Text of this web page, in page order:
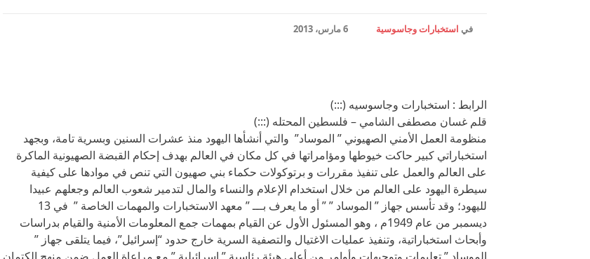
في استخبارات وجاسوسية 6 مارس، 2013
الرابط : استخبارات وجاسوسيه (:::)
قلم غسان مصطفى الشامي – فلسطين المحتله (:::)
منظومة العمل الأمني الصهيوني ” الموساد” والتي أنشأها اليهود منذ عشرات السنين وبسرية تامة، وبجهد
استخباراتي كبير حاكت خيوطها ومؤامراتها في كل مكان في العالم بهدف إحكام القبضة الصهيونية الماكرة
على العالم والعمل على تنفيذ مقررات و برتوكولات حكماء بني صهيون التي تنص في موادها على كيفية
سيطرة اليهود على العالم من خلال استخدام الإعلام والنساء والمال لتدمير شعوب العالم وجعلهم عبيدا
لليهود؛ وقد تأسس جهاز ” الموساد ” ” أو ما يعرف بـــ ” معهد الاستخبارات والمهمات الخاصة ” في 13
ديسمبر من عام 1949م ، وهو المسئول الأول عن القيام بمهمات جمع المعلومات الأمنية والقيام بدراسات
وأبحاث استخباراتية، وتنفيذ عمليات الاغتيال والتصفية السرية خارج حدود “إسرائيل”، فيما يتلقى جهاز ”